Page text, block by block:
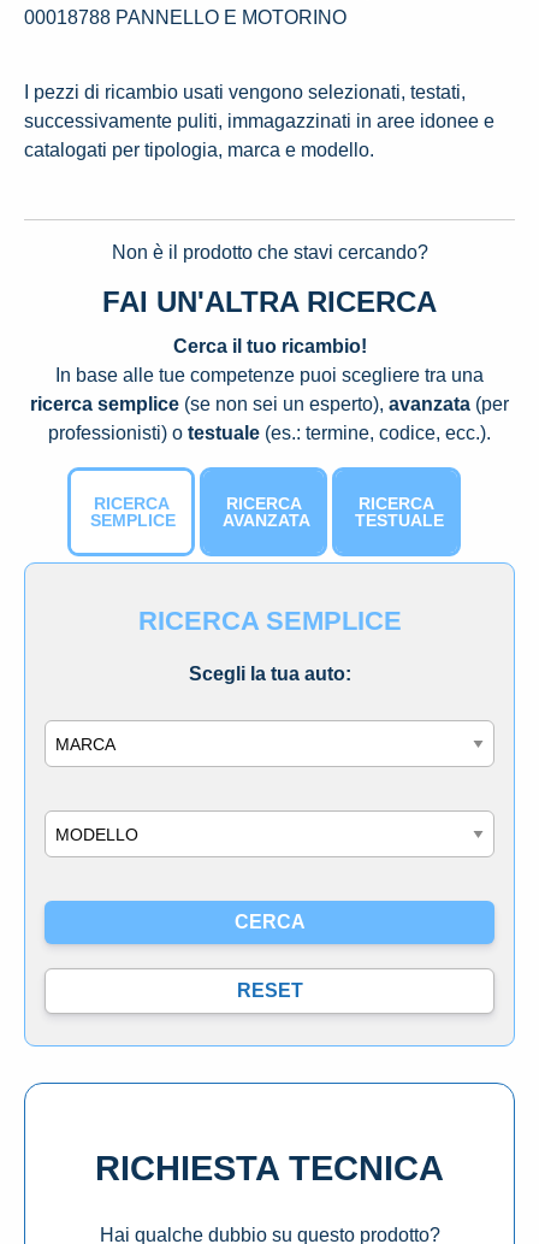
00018788 PANNELLO E MOTORINO
I pezzi di ricambio usati vengono selezionati, testati,
successivamente puliti, immagazzinati in aree idonee e
catalogati per tipologia, marca e modello.
Non è il prodotto che stavi cercando?
FAI UN'ALTRA RICERCA
Cerca il tuo ricambio!
In base alle tue competenze puoi scegliere tra una
ricerca semplice (se non sei un esperto), avanzata (per
professionisti) o testuale (es.: termine, codice, ecc.).
RICERCA
SEMPLICE
RICERCA
AVANZATA
RICERCA
TESTUALE
RICERCA SEMPLICE
Scegli la tua auto:
RICHIESTA TECNICA
Hai qualche dubbio su questo prodotto?